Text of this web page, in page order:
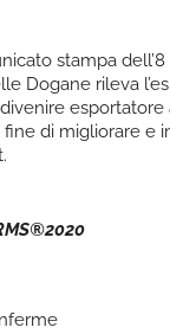
stampa
Dogane rileva
divenire
fine di migliorare e